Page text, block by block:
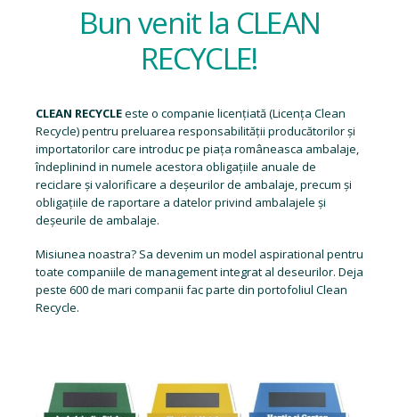
Bun venit la CLEAN
RECYCLE!
CLEAN RECYCLEeste o companie licențiată (Licența Clean
Recycle) pentru preluarea responsabilității producătorilor și
importatorilor care introduc pe piața româneasca ambalaje,
îndeplinind in numele acestora obligațiile anuale de
reciclare și valorificare a deșeurilor de ambalaje, precum și
obligațiile de raportare a datelor privind ambalajele și
deșeurile de ambalaje.
Misiunea noastra? Sa devenim un model aspirational pentru
toate companiile de management integrat al deseurilor. Deja
peste 600 de mari companii fac parte din portofoliul Clean
Recycle.